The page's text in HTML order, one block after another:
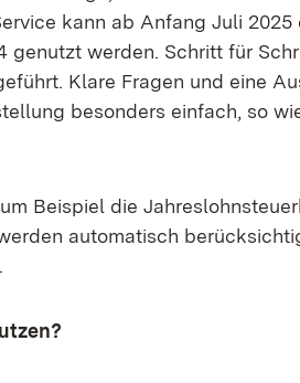
kann ab Anfang Juli 2025
genutzt werden. Schritt für
Klare Fragen und eine
besonders einfach, so
Beispiel die
automatisch